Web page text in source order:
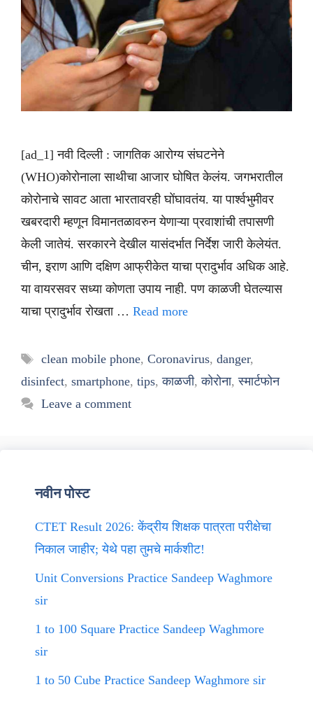
[ad_1] नवी दिल्ली : जागतिक आरोग्य संघटनेने
(WHO)कोरोनाला साथीचा आजार घोषित केलंय. जगभरातील
कोरोनाचे सावट आता भारतावरही घोंघावतंय. या पार्श्वभुमीवर
खबरदारी म्हणून विमानतळावरुन येणाऱ्या प्रवाशांची तपासणी
केली जातेयं. सरकारने देखील यासंदर्भात निर्देश जारी केलेयंत.
चीन, इराण आणि दक्षिण आफ्रीकेत याचा प्रादुर्भाव अधिक आहे.
या वायरसवर सध्या कोणता उपाय नाही. पण काळजी घेतल्यास
याचा प्रादुर्भाव रोखता … Read more
Tags
clean mobile phone, Coronavirus, danger,
disinfect, smartphone, tips,काळजी,कोरोना,स्मार्टफोन
Leave a comment
नवीन पोस्ट
CTET Result 2026: केंद्रीय शिक्षक पात्रता परीक्षेचा
निकाल जाहीर; येथे पहा तुमचे मार्कशीट!
Unit Conversions Practice Sandeep Waghmore
sir
1 to 100 Square Practice Sandeep Waghmore
sir
1 to 50 Cube Practice Sandeep Waghmore sir